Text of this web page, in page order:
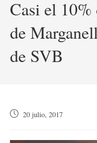
Casi el 10%
de
de SVB
Publicación
20 julio, 2017